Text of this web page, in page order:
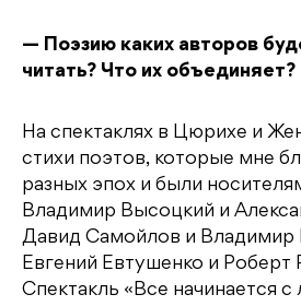
— Поэзию каких авторов
читать? Что их объединяет?
На спектаклях в Цюрихе и
стихи поэтов, которые мне
разных эпох и были
Владимир Высоцкий и
Давид Самойлов и Владимир
Евгений Евтушенко и Роберт
Спектакль «Все начинается